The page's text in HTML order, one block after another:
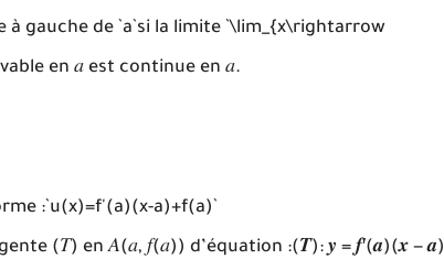
à gauche de `a`si la limite `\lim_{x\rightarrow
en 𝑎 est continue en 𝑎.
:`u(x)=f'(a)(x-a)+f(a)`
(𝑇) en 𝐴(𝑎, 𝑓(𝑎)) d’équation :(𝑻): 𝒚 = 𝒇′(𝒂)(𝒙 − 𝒂)